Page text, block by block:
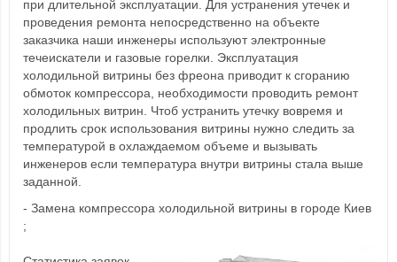
при длительной эксплуатации. Для устранения утечек и
проведения ремонта непосредственно на объекте
заказчика наши инженеры используют электронные
течеискатели и газовые горелки. Эксплуатация
холодильной витрины без фреона приводит к сгоранию
обмоток компрессора, необходимости проводить ремонт
холодильных витрин. Чтоб устранить утечку вовремя и
продлить срок использования витрины нужно следить за
температурой в охлаждаемом объеме и вызывать
инженеров если температура внутри витрины стала выше
заданной.
- Замена компрессора холодильной витрины в городе Киев
;